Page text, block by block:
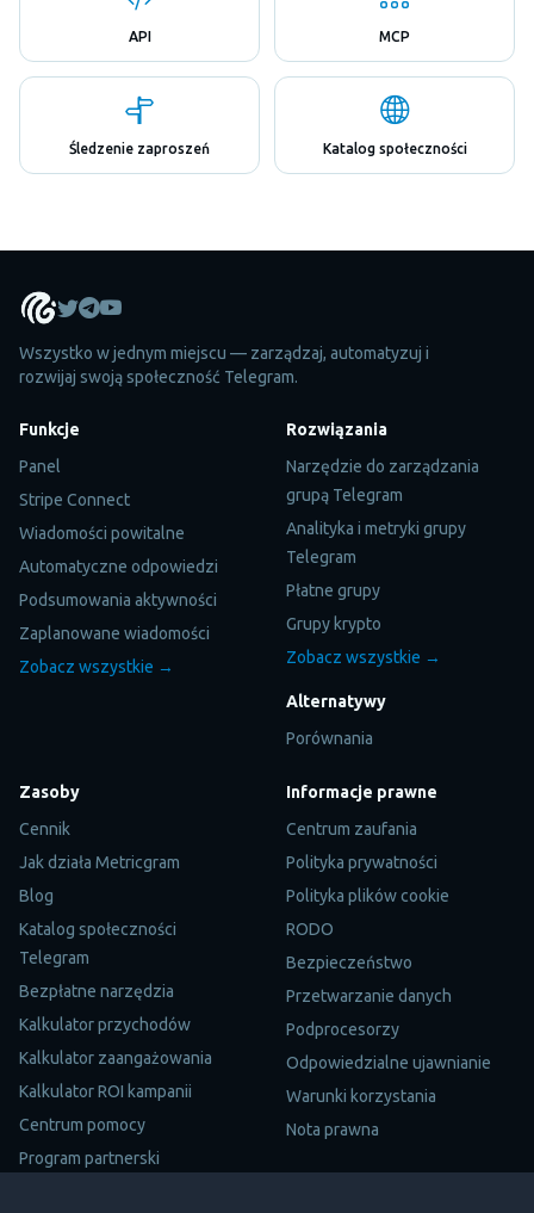
API MCP
Śledzenie zaproszeń Katalog społeczności
Wszystko w jednym miejscu — zarządzaj, automatyzuj i
rozwijaj swoją społeczność Telegram.
Funkcje
Panel
Stripe Connect
Wiadomości powitalne
Automatyczne odpowiedzi
Podsumowania aktywności
Zaplanowane wiadomości
Zobacz wszystkie →
Rozwiązania
Narzędzie do zarządzania
grupą Telegram
Analityka i metryki grupy
Telegram
Płatne grupy
Grupy krypto
Zobacz wszystkie →
Alternatywy
Porównania
Zasoby
Cennik
Jak działa Metricgram
Blog
Katalog społeczności
Telegram
Bezpłatne narzędzia
Kalkulator przychodów
Kalkulator zaangażowania
Kalkulator ROI kampanii
Centrum pomocy
Program partnerski
Informacje prawne
Centrum zaufania
Polityka prywatności
Polityka plików cookie
RODO
Bezpieczeństwo
Przetwarzanie danych
Podprocesorzy
Odpowiedzialne ujawnianie
Warunki korzystania
Nota prawna